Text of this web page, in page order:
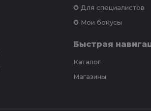
✪ Для специалистов
✪ Мои бонусы
Быстрая
Каталог
Магазины